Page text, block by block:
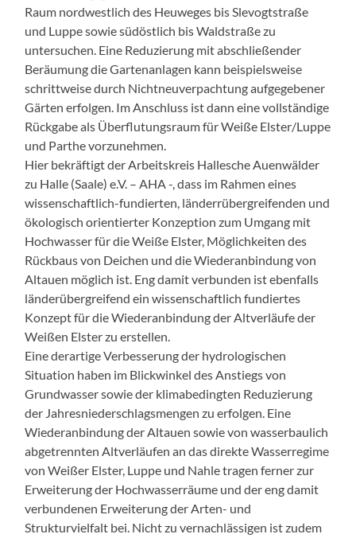
Raum nordwestlich des Heuweges bis Slevogtstraße
und Luppe sowie südöstlich bis Waldstraße zu
untersuchen. Eine Reduzierung mit abschließender
Beräumung die Gartenanlagen kann beispielsweise
schrittweise durch Nichtneuverpachtung aufgegebener
Gärten erfolgen. Im Anschluss ist dann eine vollständige
Rückgabe als Überflutungsraum für Weiße Elster/Luppe
und Parthe vorzunehmen.
Hier bekräftigt der Arbeitskreis Hallesche Auenwälder
zu Halle (Saale) e.V. – AHA -, dass im Rahmen eines
wissenschaftlich-fundierten, länderrübergreifenden und
ökologisch orientierter Konzeption zum Umgang mit
Hochwasser für die Weiße Elster, Möglichkeiten des
Rückbaus von Deichen und die Wiederanbindung von
Altauen möglich ist. Eng damit verbunden ist ebenfalls
länderübergreifend ein wissenschaftlich fundiertes
Konzept für die Wiederanbindung der Altverläufe der
Weißen Elster zu erstellen.
Eine derartige Verbesserung der hydrologischen
Situation haben im Blickwinkel des Anstiegs von
Grundwasser sowie der klimabedingten Reduzierung
der Jahresniederschlagsmengen zu erfolgen. Eine
Wiederanbindung der Altauen sowie von wasserbaulich
abgetrennten Altverläufen an das direkte Wasserregime
von Weißer Elster, Luppe und Nahle tragen ferner zur
Erweiterung der Hochwasserräume und der eng damit
verbundenen Erweiterung der Arten- und
Strukturvielfalt bei. Nicht zu vernachlässigen ist zudem